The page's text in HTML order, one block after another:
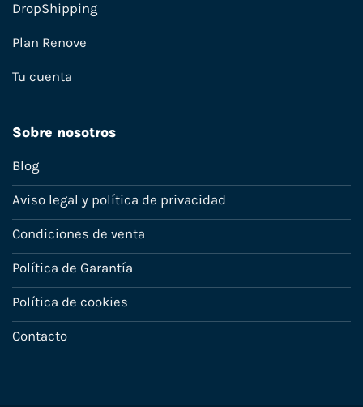
DropShipping
Plan Renove
Tu cuenta
Sobre nosotros
Blog
Aviso legal y política de privacidad
Condiciones de venta
Política de Garantía
Política de cookies
Contacto